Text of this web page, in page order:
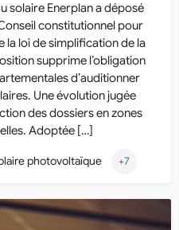
solaire Enerplan a déposé
constitutionnel pour
la loi de simplification de la
supprime l’obligation
d’auditionner
Une évolution jugée
des dossiers en zones
Adoptée […]
photovoltaïque +7